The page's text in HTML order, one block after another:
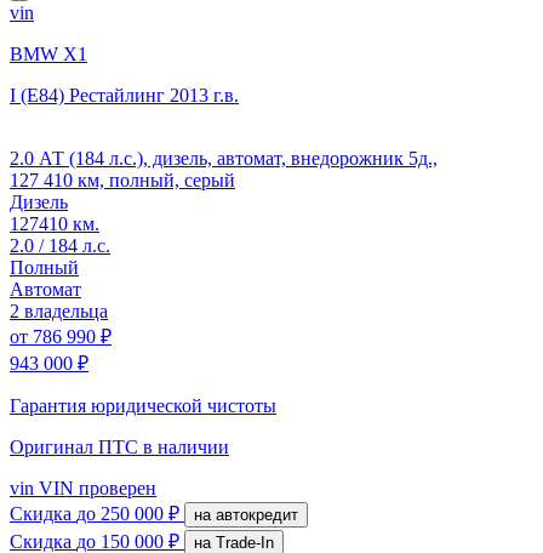
vin
BMW X1
I (E84) Рестайлинг 2013 г.в.
2.0 АТ (184 л.с.), дизель, автомат, внедорожник 5д.,
127 410 км, полный, серый
Дизель
127410 км.
2.0 / 184 л.с.
Полный
Автомат
2 владельца
от 786 990 ₽
943 000 ₽
Гарантия юридической чистоты
Оригинал ПТС в наличии
vin VIN проверен
Скидка до 250 000 ₽ на автокредит
Скидка до 150 000 ₽
на Trade-In